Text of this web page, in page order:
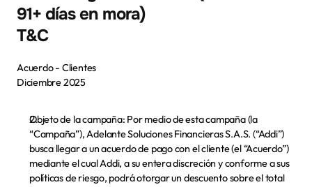
91+ días en mora)
T&C
Acuerdo - Clientes
Diciembre 2025
Objeto de la campaña: Por medio de esta campaña (la
“Campaña”), Adelante Soluciones Financieras S.A.S. (“Addi”)
busca llegar a un acuerdo de pago con el cliente (el “Acuerdo”)
mediante el cual Addi, a su entera discreción y conforme a sus
políticas de riesgo, podrá otorgar un descuento sobre el total